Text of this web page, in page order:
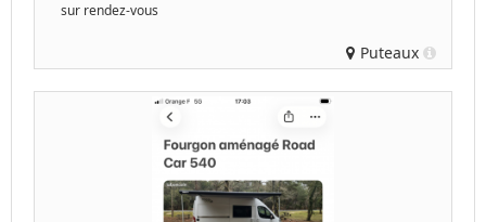
sur rendez-vous
Puteaux